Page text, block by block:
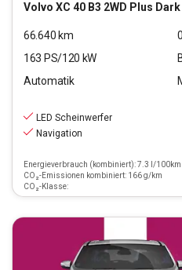
Volvo XC 40 B3 2WD Plus Dark
66.640 km
163 PS/120 kW
Automatik
LED Scheinwerfer
Navigation
Energieverbrauch (kombiniert): 7.3 l/100km
CO₂-Emissionen kombiniert: 166 g/km
CO₂-Klasse: